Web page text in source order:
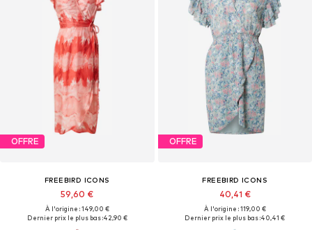
OFFRE
FREEBIRD ICONS
59,60 €
À l'origine : 149,00 €
Dernier prix le plus bas :42,90 €
OFFRE
FREEBIRD ICONS
40,41 €
À l'origine : 119,00 €
Dernier prix le plus bas :40,41 €